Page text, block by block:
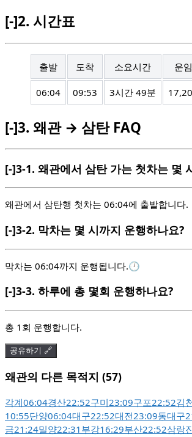
[-]2. 시간표
출발 도착 소요시간 운임
06:04 09:53 3시간 49분
[-]3. 왜관 → 삼탄 FAQ
[-]3-1. 왜관에서 삼탄 가는 첫차는 몇
왜관에서 삼탄행 첫차는 06:04에 출발합니다.
[-]3-2. 막차는 몇 시까지 운행하나요?
막차는 06:04까지 운행됩니다.🕛
[-]3-3. 하루에 총 몇회 운행하나요?
총 1회 운행합니다.
공유하기 🔗
왜관의 다른 목적지 (57)
각계06:04경산22:52구미23:09구포22:52김
10:55단양06:04대구22:52대전23:09동대구
금21:24밀양22:31 부강16:29부산22:52삼랑